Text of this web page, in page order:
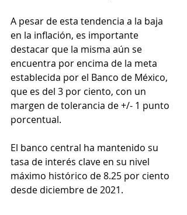
A pesar de esta tendencia a la baja
en la inflación, es importante
destacar que la misma aún se
encuentra por encima de la meta
establecida por el Banco de México,
que es del 3 por ciento, con un
margen de tolerancia de +/- 1 punto
porcentual.
El banco central ha mantenido su
tasa de interés clave en su nivel
máximo histórico de 8.25 por ciento
desde diciembre de 2021.